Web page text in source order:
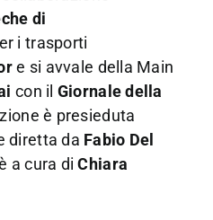
di
i trasporti
e si avvale della Main
con il Giornale della
è presieduta
diretta da Fabio Del
a cura diChiara